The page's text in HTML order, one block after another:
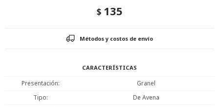
$ 135
Métodos y costos de envío
CARACTERÍSTICAS
Presentación
Granel
Tipo
De Avena